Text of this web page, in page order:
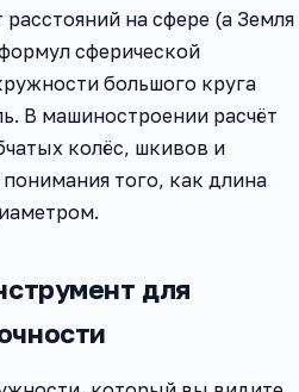
расстояний на сфере (а Земля
сферической
большого круга
В машиностроении расчёт
колёс, шкивов и
того, как длина
для